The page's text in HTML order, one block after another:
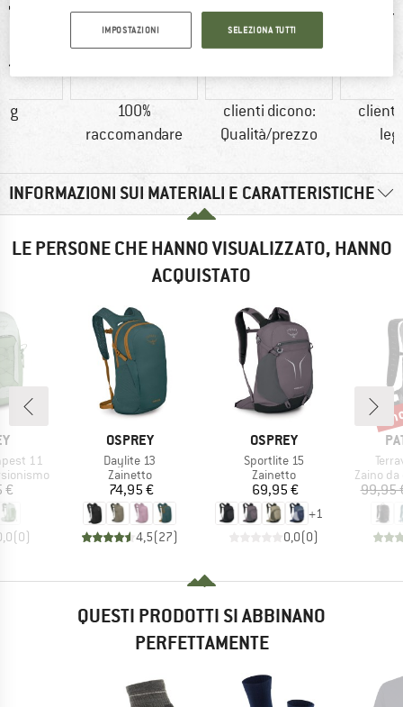
g
100%
raccomandare
clienti dicono:
Qualità/prezzo
clienti
INFORMAZIONI SUI MATERIALI E CARATTERISTICHE
LE PERSONE CHE HANNO VISUALIZZATO, HANNO
ACQUISTATO
11
€
(0)
MARCHIO
OSPREY
Articolo
Daylite 13
Gruppo di prodotti
Zainetto
Prezzo
74,95 €
4,5(27)
MARCHIO
OSPREY
Articolo
Sportlite 15
Gruppo di prodotti
Zainetto
Prezzo
69,95 €
+1
0,0(0)
Gruppo
Zaino
99,95
QUESTI PRODOTTI SI ABBINANO
PERFETTAMENTE
IMPOSTAZIONI SELEZIONA TUTTI